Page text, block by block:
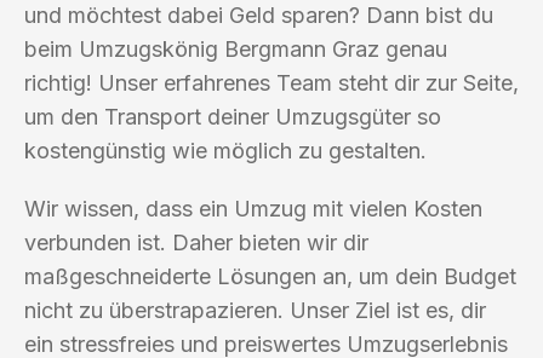
und möchtest dabei Geld sparen? Dann bist du
beim Umzugskönig Bergmann Graz genau
richtig! Unser erfahrenes Team steht dir zur Seite,
um den Transport deiner Umzugsgüter so
kostengünstig wie möglich zu gestalten.
Wir wissen, dass ein Umzug mit vielen Kosten
verbunden ist. Daher bieten wir dir
maßgeschneiderte Lösungen an, um dein Budget
nicht zu überstrapazieren. Unser Ziel ist es, dir
ein stressfreies und preiswertes Umzugserlebnis